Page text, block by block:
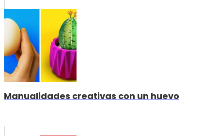
Manualidades creativas con un huevo